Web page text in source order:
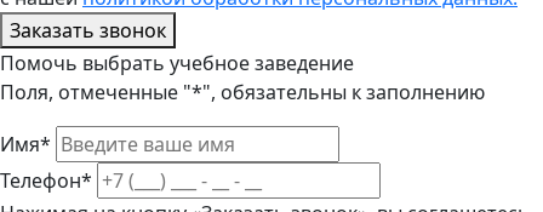
Заказать звонок
Помочь выбрать учебное заведение
Поля, отмеченные "*", обязательны к заполнению
Имя*
Телефон*